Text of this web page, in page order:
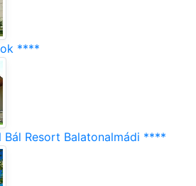
****
Resort Balatonalmádi ****